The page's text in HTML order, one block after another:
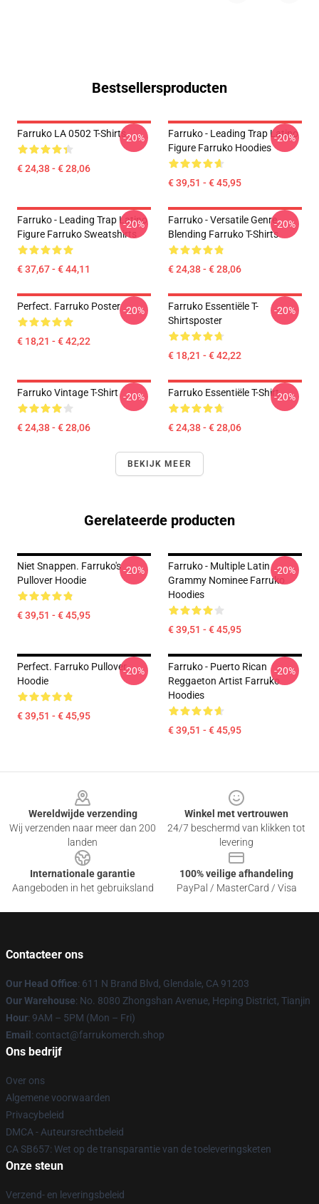
Bestsellersproducten
Farruko LA 0502 T-Shirts
€ 24,38 - € 28,06
-20%
Farruko - Leading Trap Latino
Figure Farruko Hoodies
€ 39,51 - € 45,95
-20%
Farruko - Leading Trap Latino
Figure Farruko Sweatshirts
€ 37,67 - € 44,11
-20%
Farruko - Versatile Genre
Blending Farruko T-Shirts
€ 24,38 - € 28,06
-20%
Perfect. Farruko Poster
€ 18,21 - € 42,22
-20%
Farruko Essentiële T-
Shirtsposter
€ 18,21 - € 42,22
-20%
Farruko Vintage T-Shirt
€ 24,38 - € 28,06
-20% Farruko Essentiële T-Shirt
€ 24,38 - € 28,06
-20%
BEKIJK MEER
Gerelateerde producten
Niet Snappen. Farruko's
Pullover Hoodie
€ 39,51 - € 45,95
-20%
Farruko - Multiple Latin
Grammy Nominee Farruko
Hoodies
€ 39,51 - € 45,95
-20%
Perfect. Farruko Pullover
Hoodie
€ 39,51 - € 45,95
-20%
Farruko - Puerto Rican
Reggaeton Artist Farruko
Hoodies
€ 39,51 - € 45,95
-20%
Wereldwijde verzending
Wij verzenden naar meer dan 200
landen
Winkel met vertrouwen
24/7 beschermd van klikken tot
levering
Internationale garantie
Aangeboden in het gebruiksland
100% veilige afhandeling
PayPal / MasterCard / Visa
Contacteer ons
Our Head Office: 611 N Brand Blvd, Glendale, CA 91203
Our Warehouse: No. 8080 Zhongshan Avenue, Heping District, Tianjin
Hour: 9AM – 5PM (Mon – Fri)
Email : contact@farrukomerch.shop
Ons bedrijf
Over ons
Algemene voorwaarden
Privacybeleid
DMCA - Auteursrechtbeleid
CA SB657: Wet op de transparantie van de toeleveringsketen
Onze steun
Verzend- en leveringsbeleid